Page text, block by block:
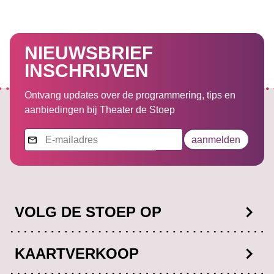
NIEUWSBRIEF
INSCHRIJVEN
Ontvang updates over de programmering, tips en
aanbiedingen bij Theater de Stoep
Nieuwsbrief aanmelden
VOLG DE STOEP OP
KAARTVERKOOP